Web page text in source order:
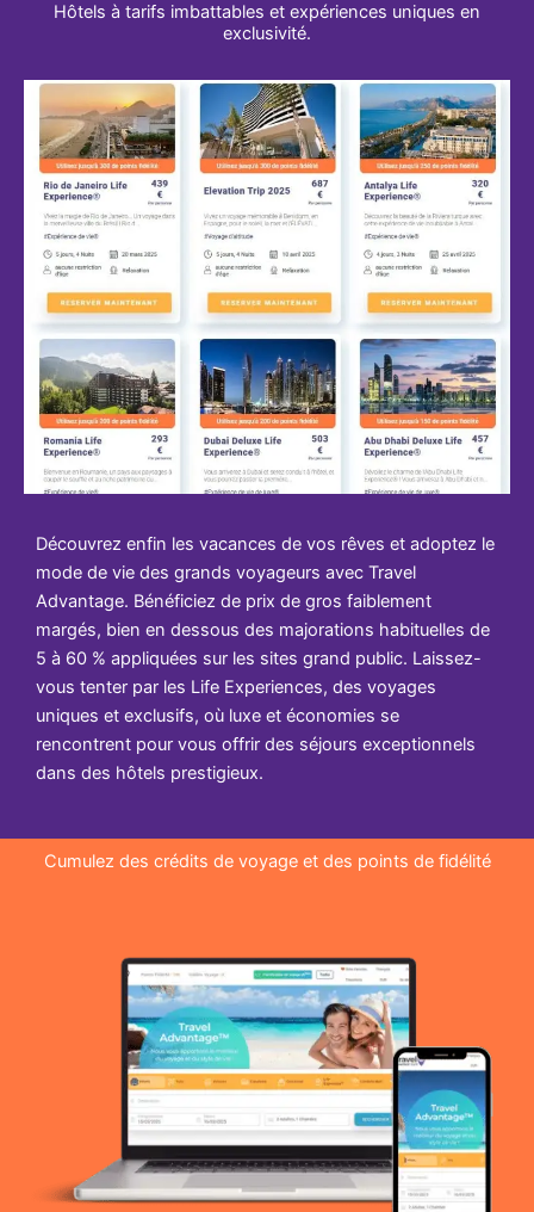
Hôtels à tarifs imbattables et expériences uniques en
exclusivité.
Découvrez enfin les vacances de vos rêves et adoptez le
mode de vie des grands voyageurs avec Travel
Advantage. Bénéficiez de prix de gros faiblement
margés, bien en dessous des majorations habituelles de
5 à 60 % appliquées sur les sites grand public. Laissez-
vous tenter par les Life Experiences, des voyages
uniques et exclusifs, où luxe et économies se
rencontrent pour vous offrir des séjours exceptionnels
dans des hôtels prestigieux.
Cumulez des crédits de voyage et des points de fidélité